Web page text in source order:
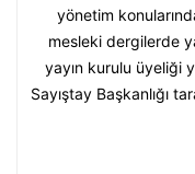
yönetim
mesleki dergilerde
yayın kurulu üyeliği
Sayıştay Başkanlığı